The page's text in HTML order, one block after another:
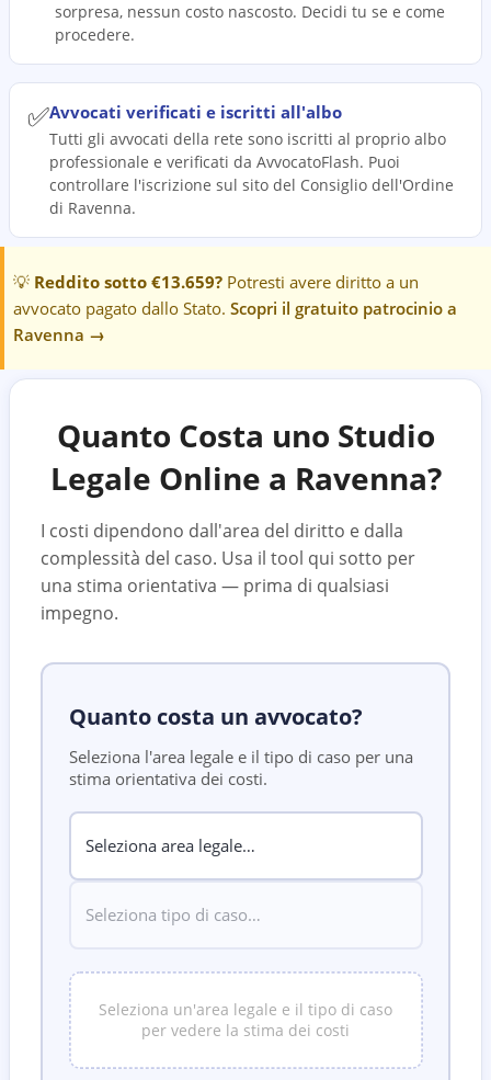
sorpresa, nessun costo nascosto. Decidi tu se e come
procedere.
✅Avvocati verificati e iscritti all'albo
Tutti gli avvocati della rete sono iscritti al proprio albo
professionale e verificati da AvvocatoFlash. Puoi
controllare l'iscrizione sul sito del Consiglio dell'Ordine
di Ravenna.
💡 Reddito sotto €13.659? Potresti avere diritto a un
avvocato pagato dallo Stato. Scopri il gratuito patrocinio a
Ravenna →
Quanto Costa uno Studio
Legale Online a Ravenna?
I costi dipendono dall'area del diritto e dalla
complessità del caso. Usa il tool qui sotto per
una stima orientativa — prima di qualsiasi
impegno.
Quanto costa un avvocato?
Seleziona l'area legale e il tipo di caso per una
stima orientativa dei costi.
Seleziona un'area legale e il tipo di caso
per vedere la stima dei costi